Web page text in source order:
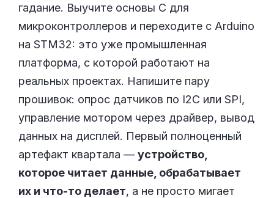
гадание. Выучите основы C для
микроконтроллеров и переходите с Arduino
на STM32: это уже промышленная
платформа, с которой работают на
реальных проектах. Напишите пару
прошивок: опрос датчиков по I2C или SPI,
управление мотором через драйвер, вывод
данных на дисплей. Первый полноценный
артефакт квартала — устройство,
которое читает данные, обрабатывает
их и что-то делает, а не просто мигает